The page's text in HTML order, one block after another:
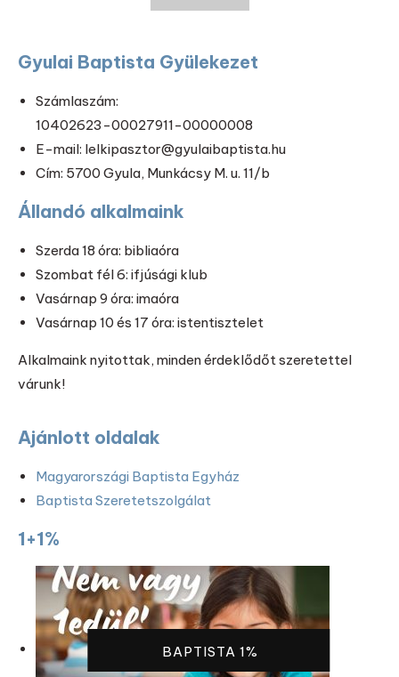
Gyulai Baptista Gyülekezet
Számlaszám:
10402623-00027911-00000008
E-mail: lelkipasztor@gyulaibaptista.hu
Cím: 5700 Gyula, Munkácsy M. u. 11/b
Állandó alkalmaink
Szerda 18 óra: bibliaóra
Szombat fél 6: ifjúsági klub
Vasárnap 9 óra: imaóra
Vasárnap 10 és 17 óra: istentisztelet
Alkalmaink nyitottak, minden érdeklődőt szeretettel
várunk!
Ajánlott oldalak
Magyarországi Baptista Egyház
Baptista Szeretetszolgálat
1+1%
BAPTISTA 1%